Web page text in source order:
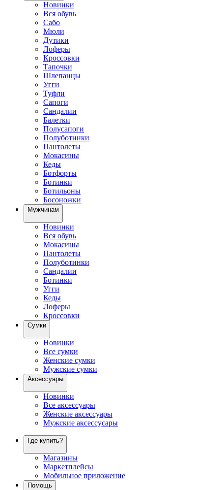
Новинки
Вся обувь
Сабо
Мюли
Дутики
Лоферы
Кроссовки
Тапочки
Шлепанцы
Угги
Туфли
Сапоги
Сандалии
Балетки
Полусапоги
Полуботинки
Пантолеты
Мокасины
Кеды
Ботфорты
Ботинки
Ботильоны
Босоножки
Мужчинам
Новинки
Вся обувь
Мокасины
Пантолеты
Полуботинки
Сандалии
Ботинки
Угги
Кеды
Лоферы
Кроссовки
Сумки
Новинки
Все сумки
Женские сумки
Мужские сумки
Аксессуары
Новинки
Все аксессуары
Женские аксессуары
Мужские аксессусары
Где купить?
Магазины
Маркетплейсы
Мобильное приложение
Помощь